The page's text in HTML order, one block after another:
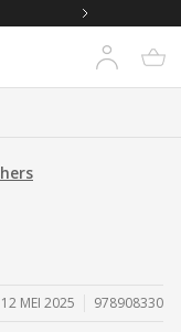
12 MEI 2025